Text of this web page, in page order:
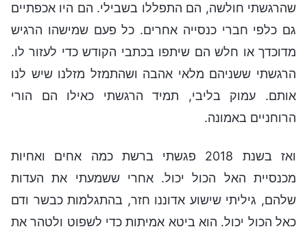
שהרגשתי חולשה, הם התפללו בשבילי. הם היו אכפתיים
גם כלפי חברי כנסייה אחרים. כל פעם שמישהו הרגיש
מדוכדך או חלש הם שיתפו בכתבי הקודש כדי לעזור לו.
הרגשתי ששניהם מלאי אהבה ושהתמזל מזלנו שיש לנו
אותם. עמוק בליבי, תמיד הרגשתי כאילו הם הורי
הרוחניים באמונה.
ואז בשנת 2018 פגשתי ברשת כמה אחים ואחיות
מכנסיית האל הכול יכול. אחרי ששמעתי את העדות
שלהם, גיליתי שישוע אדוננו חזר, בהתגלמות כבשר ודם
כאל הכול יכול. הוא ביטא אמיתות כדי לשפוט ולטהר את